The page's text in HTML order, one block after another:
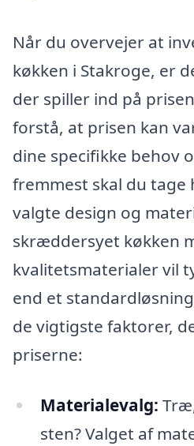
Når du overvejer at
køkken i Stakroge, er
der spiller ind på
forstå, at prisen kan
dine specifikke behov
fremmest skal du tage
valgte design og
skræddersyet køkken
kvalitetsmaterialer vil
end et
de vigtigste faktorer,
priserne:
Materialevalg:
sten? Valget af